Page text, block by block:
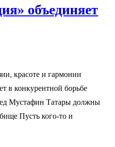
объединяет
красоте и гармонии
в конкурентной борьбе
Мустафин Татары должны
Пусть кого-то и